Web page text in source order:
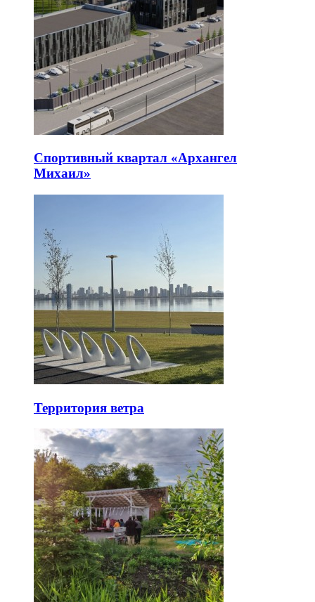
Спортивный квартал «Архангел
Михаил»
Территория ветра